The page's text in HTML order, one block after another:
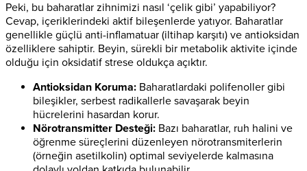
Peki, bu baharatlar zihnimizi nasıl ‘çelik gibi’ yapabiliyor?
Cevap, içeriklerindeki aktif bileşenlerde yatıyor. Baharatlar
genellikle güçlü anti-inflamatuar (iltihap karşıtı) ve antioksidan
özelliklere sahiptir. Beyin, sürekli bir metabolik aktivite içinde
olduğu için oksidatif strese oldukça açıktır.
Antioksidan Koruma: Baharatlardaki polifenoller gibi
bileşikler, serbest radikallerle savaşarak beyin
hücrelerini hasardan korur.
Nörotransmitter Desteği: Bazı baharatlar, ruh halini ve
öğrenme süreçlerini düzenleyen nörotransmiterlerin
(örneğin asetilkolin) optimal seviyelerde kalmasına